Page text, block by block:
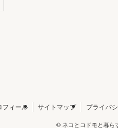
フィール サイトマップ プライバ
©ネコとコドモと暮ら